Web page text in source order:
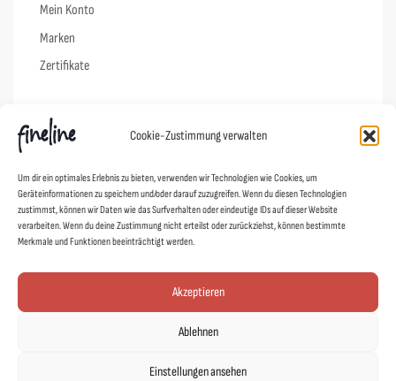
Cookie-Zustimmung verwalten
Um dir ein optimales Erlebnis zu bieten, verwenden wir Technologien wie Cookies, um
Geräteinformationen zu speichern und/oder darauf zuzugreifen. Wenn du diesen Technologien
zustimmst, können wir Daten wie das Surfverhalten oder eindeutige IDs auf dieser Website
verarbeiten. Wenn du deine Zustimmung nicht erteilst oder zurückziehst, können bestimmte
Merkmale und Funktionen beeinträchtigt werden.
Akzeptieren
Ablehnen
Einstellungen ansehen
Mein Konto
Marken
Zertifikate
Info
FAQs
Pflegehinweise
Versand & Lieferung
Widerruf